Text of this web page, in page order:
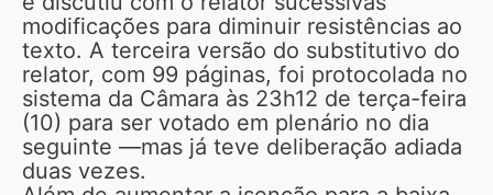
modificações para diminuir resistências ao
texto. A terceira versão do substitutivo do
relator, com 99 páginas, foi protocolada no
sistema da Câmara às 23h12 de terça-feira
(10) para ser votado em plenário no dia
seguinte —mas já teve deliberação adiada
duas vezes.